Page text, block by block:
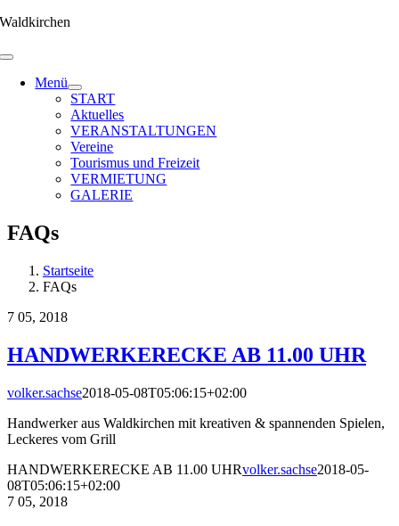
Zum
springen
Waldkirchen
Menü
START
Aktuelles
VERANSTALTUNGEN
Vereine
Tourismus und Freizeit
VERMIETUNG
GALERIE
FAQs
Startseite
FAQs
7 05, 2018
HANDWERKERECKE AB 11.00 UHR
volker.sachse2018-05-08T05:06:15+02:00
Handwerker aus Waldkirchen mit kreativen & spannenden Spielen,
Leckeres vom Grill
HANDWERKERECKE AB 11.00 UHRvolker.sachse2018-05-
08T05:06:15+02:00
7 05, 2018